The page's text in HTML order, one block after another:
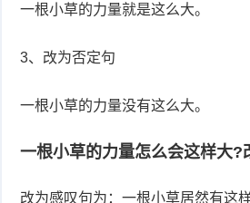
一根小草的力量就是这么大。
3、改为否定句
一根小草的力量没有这么大。
一根小草的力量怎么会这样大?
改为感叹句为：一根小草居然有这